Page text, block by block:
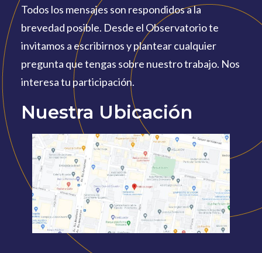
Todos los mensajes son respondidos a la
brevedad posible. Desde el Observatorio te
invitamos a escribirnos y plantear cualquier
pregunta que tengas sobre nuestro trabajo. Nos
interesa tu participación.
Nuestra Ubicación